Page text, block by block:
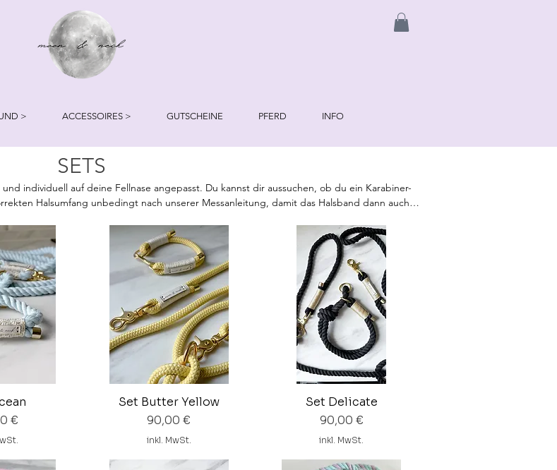
> ACCESSOIRES > GUTSCHEINE PFERD INFO
SETS
individuell auf deine Fellnase angepasst. Du kannst dir aussuchen, ob du ein Karabiner-
Halsumfang unbedingt nach unserer Messanleitung, damit das Halsband dann auch
auswählen. Solltest du eine andere Farbe der Beschläge oder Umwickelung wünschen,
eingeben.
Chihuahua), is zu einem Halsumfang von ca 30cm oder 10 kg, dafür verwenden wir für
Seilstärke 10mm ist für mittlere bis große Hunde (frz. Bulldogge, Australian Shephard,
sind nur in 10mm erhältlich.
€
Set Butter Yellow
Preis
90,00 €
inkl. MwSt.
Set Delicate
Preis
90,00 €
inkl. MwSt.